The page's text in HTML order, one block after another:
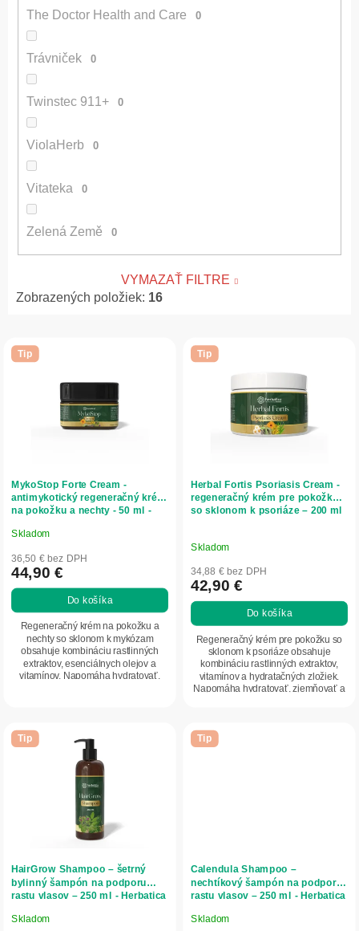
The Doctor Health and Care 0
Trávniček 0
Twinstec 911+ 0
ViolaHerb 0
Vitateka 0
Zelená Země 0
VYMAZAŤ FILTRE
Zobrazených položiek: 16
ý
d
u
k
t
v
Tip
MykoStop Forte Cream -
antimykotický regeneračný krém
na pokožku a nechty - 50 ml -
Priemerné
hodnotenie
produktu
je
5,0
hviezdičiek.
Skladom
36,50 € bez DPH
44,90 €
Do košíka
Regeneračný krém na pokožku a
nechty so sklonom k mykózam
obsahuje kombináciu rastlinných
extraktov, esenciálnych olejov a
vitamínov. Napomáha hydratovať,
Tip
Herbal Fortis Psoriasis Cream -
regeneračný krém pre pokožku
so sklonom k psoriáze – 200 ml
Skladom
34,88 € bez DPH
42,90 €
Do košíka
Regeneračný krém pre pokožku so
sklonom k psoriáze obsahuje
kombináciu rastlinných extraktov,
vitamínov a hydratačných zložiek.
Napomáha hydratovať, zjemňovať a
Tip
HairGrow Shampoo – šetrný
bylinný šampón na podporu
rastu vlasov – 250 ml - Herbatica
Priemerné
Skladom
Tip
Calendula Shampoo –
nechtíkový šampón na podporu
rastu vlasov – 250 ml - Herbatica
Priemerné
Skladom